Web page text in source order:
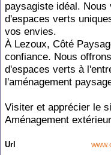
paysagiste idéal.
d'espaces verts
vos envies.
À Lezoux, Côté
confiance. Nous
d'espaces verts à
l'aménagement
Visiter et apprécier le
Aménagement extérieur
Url